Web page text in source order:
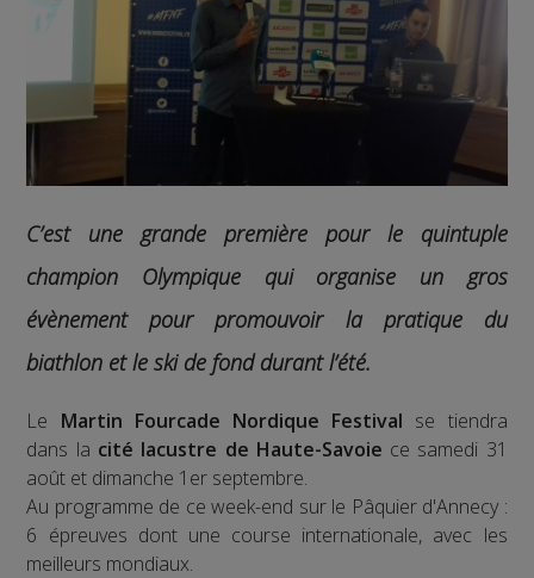
C’est une grande première pour le quintuple
champion Olympique qui organise un gros
évènement pour promouvoir la pratique du
biathlon et le ski de fond durant l’été.
Le Martin Fourcade Nordique Festival se tiendra
dans la cité lacustre de Haute-Savoie ce samedi 31
août et dimanche 1er septembre.
Au programme de ce week-end sur le Pâquier d'Annecy :
6 épreuves dont une course internationale, avec les
meilleurs mondiaux.